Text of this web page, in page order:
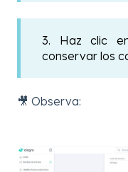
3. Haz clic
conservar los
🎥 Observa: